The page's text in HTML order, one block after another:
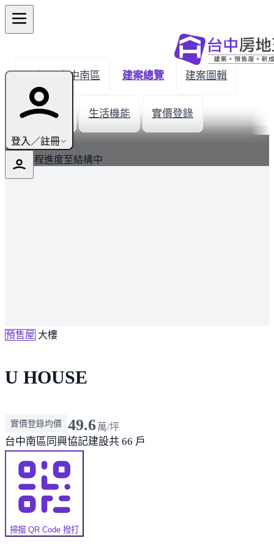
登入／註冊
← 返回台中南區 建案總覽 建案圖輯
建材設備 生活機能 實價登錄
最新
建案工程進度至結構中
預售屋 大樓
U HOUSE
實價登錄均價 49.6萬/坪
台中南區 同興協記建設共 66 戶
掃描 QR Code 撥打